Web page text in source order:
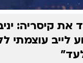
את קיסריה:
לייב עוצמתי